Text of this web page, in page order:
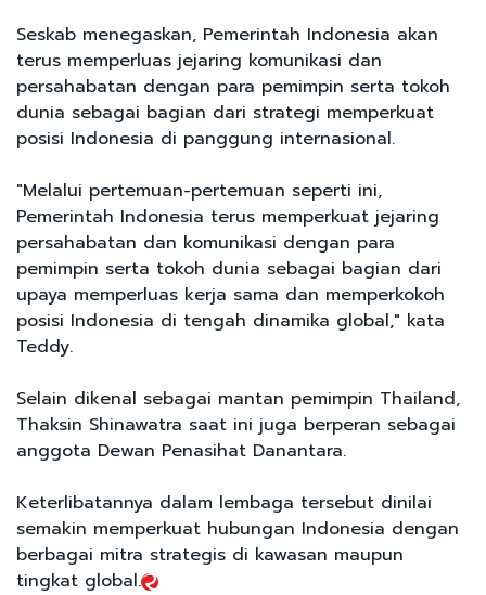
Seskab menegaskan, Pemerintah Indonesia akan
terus memperluas jejaring komunikasi dan
persahabatan dengan para pemimpin serta tokoh
dunia sebagai bagian dari strategi memperkuat
posisi Indonesia di panggung internasional.
"Melalui pertemuan-pertemuan seperti ini,
Pemerintah Indonesia terus memperkuat jejaring
persahabatan dan komunikasi dengan para
pemimpin serta tokoh dunia sebagai bagian dari
upaya memperluas kerja sama dan memperkokoh
posisi Indonesia di tengah dinamika global," kata
Teddy.
Selain dikenal sebagai mantan pemimpin Thailand,
Thaksin Shinawatra saat ini juga berperan sebagai
anggota Dewan Penasihat Danantara.
Keterlibatannya dalam lembaga tersebut dinilai
semakin memperkuat hubungan Indonesia dengan
berbagai mitra strategis di kawasan maupun
tingkat global.